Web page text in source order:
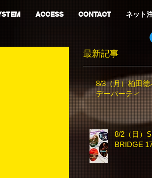
ACCESS CONTACT ネット
最新記事
8/3（月）柏田徳
デーパーティ
8/2（日）
BRIDGE